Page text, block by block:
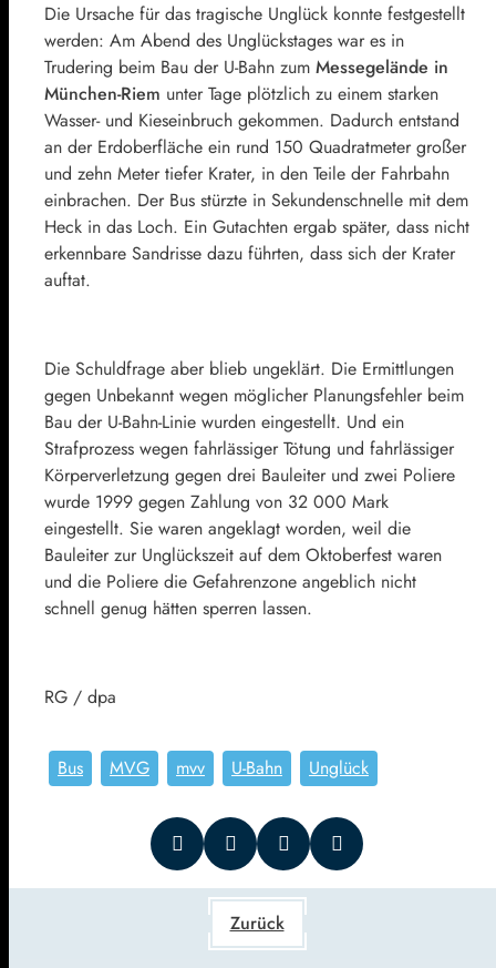
Die Ursache für das tragische Unglück konnte festgestellt
werden: Am Abend des Unglückstages war es in
Trudering beim Bau der U-Bahn zum Messegelände in
München-Riem unter Tage plötzlich zu einem starken
Wasser- und Kieseinbruch gekommen. Dadurch entstand
an der Erdoberfläche ein rund 150 Quadratmeter großer
und zehn Meter tiefer Krater, in den Teile der Fahrbahn
einbrachen. Der Bus stürzte in Sekundenschnelle mit dem
Heck in das Loch. Ein Gutachten ergab später, dass nicht
erkennbare Sandrisse dazu führten, dass sich der Krater
auftat.
Die Schuldfrage aber blieb ungeklärt. Die Ermittlungen
gegen Unbekannt wegen möglicher Planungsfehler beim
Bau der U-Bahn-Linie wurden eingestellt. Und ein
Strafprozess wegen fahrlässiger Tötung und fahrlässiger
Körperverletzung gegen drei Bauleiter und zwei Poliere
wurde 1999 gegen Zahlung von 32 000 Mark
eingestellt. Sie waren angeklagt worden, weil die
Bauleiter zur Unglückszeit auf dem Oktoberfest waren
und die Poliere die Gefahrenzone angeblich nicht
schnell genug hätten sperren lassen.
RG / dpa
Bus MVG mvv U-Bahn Unglück
Zurück